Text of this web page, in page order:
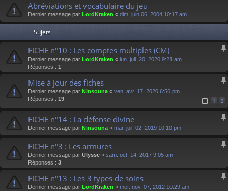
Abréviations et vocabulaire du jeu
Dernier message par LordKraken « dim. juin 06, 2004 10:17 am
Sujets
FICHE n°10 : Les comptes multiples (CM)
Dernier message par LordKraken « lun. juil. 20, 2020 9:21 am
Réponses : 1
Mise à jour des fiches
Dernier message par Ninsouna « ven. avr. 17, 2020 6:56 pm
Réponses : 19 1 2
FICHE n°14 : La défense divine
Dernier message par Ninsouna « mar. juil. 02, 2019 10:10 pm
FICHE n°3 : Les armures
Dernier message par Ulysse « sam. oct. 14, 2017 9:05 am
Réponses : 3
FICHE n°13 : Les 3 types de soins
Dernier message par LordKraken « mer. nov. 07, 2012 10:29 am